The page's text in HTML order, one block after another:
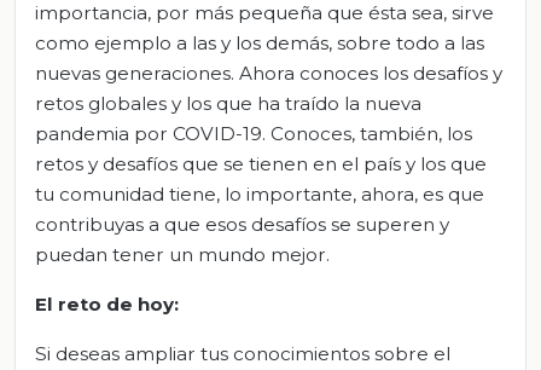
importancia, por más pequeña que ésta sea, sirve
como ejemplo a las y los demás, sobre todo a las
nuevas generaciones. Ahora conoces los desafíos y
retos globales y los que ha traído la nueva
pandemia por COVID-19. Conoces, también, los
retos y desafíos que se tienen en el país y los que
tu comunidad tiene, lo importante, ahora, es que
contribuyas a que esos desafíos se superen y
puedan tener un mundo mejor.
El reto de hoy:
Si deseas ampliar tus conocimientos sobre el